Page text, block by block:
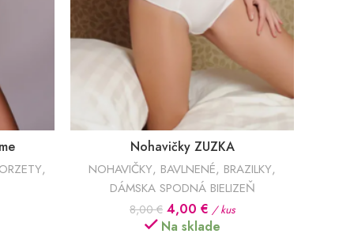
,
Nohavičky ZUZKA
NOHAVIČKY, BAVLNENÉ, BRAZILKY,
DÁMSKA SPODNÁ BIELIZEŇ
8,00€ Pôvodná
cena
4,00 € Aktuálna
cena
/ kus
Na sklade